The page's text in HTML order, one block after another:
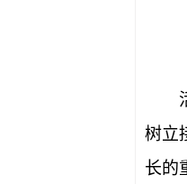
树立
长的